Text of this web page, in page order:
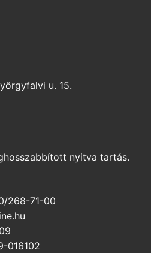
u. 15.
nyitva tartás.
268-71-00
016102